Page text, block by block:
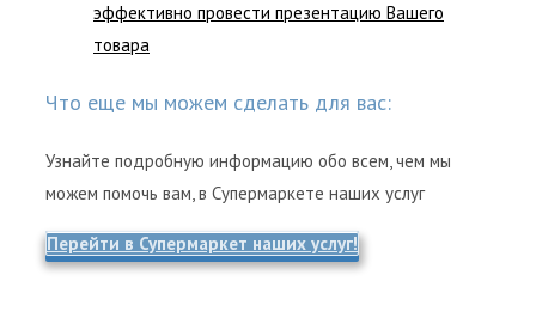
эффективно провести презентацию Вашего
товара
Что еще мы можем сделать для вас:
Узнайте подробную информацию обо всем, чем мы
можем помочь вам, в Супермаркете наших услуг
Перейти в Супермаркет наших услуг!